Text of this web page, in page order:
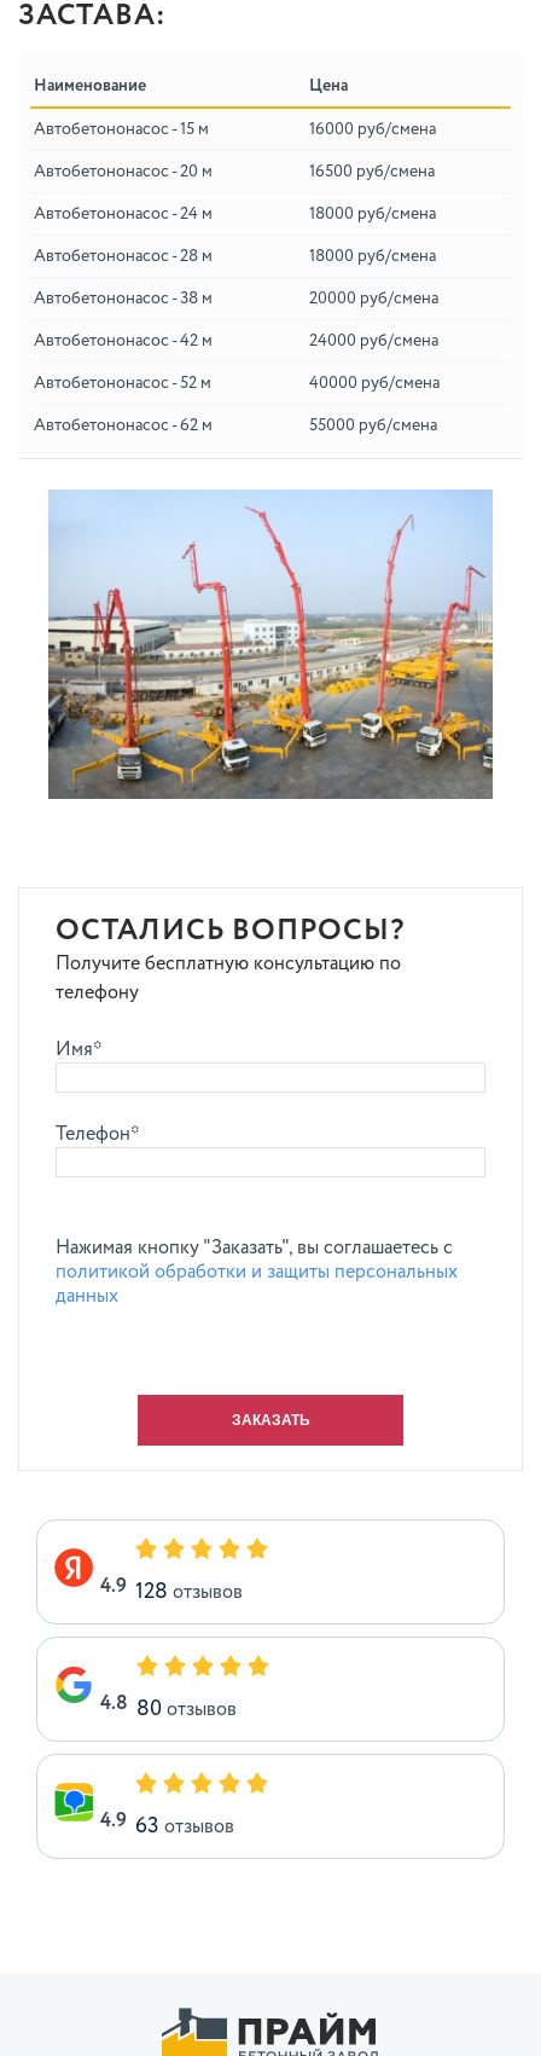
ЗАСТАВА:
Наименование Цена
Автобетононасос - 15 м 16000 руб/смена
Автобетононасос - 20 м 16500 руб/смена
Автобетононасос - 24 м 18000 руб/смена
Автобетононасос - 28 м 18000 руб/смена
Автобетононасос - 38 м 20000 руб/смена
Автобетононасос - 42 м 24000 руб/смена
Автобетононасос - 52 м 40000 руб/смена
Автобетононасос - 62 м 55000 руб/смена
ОСТАЛИСЬ ВОПРОСЫ?
Получите бесплатную консультацию по
телефону
Имя*
Телефон*
Нажимая кнопку "Заказать", вы соглашаетесь с
политикой обработки и защиты персональных
данных
4.9 128 отзывов
4.8 80 отзывов
4.9 63 отзывов